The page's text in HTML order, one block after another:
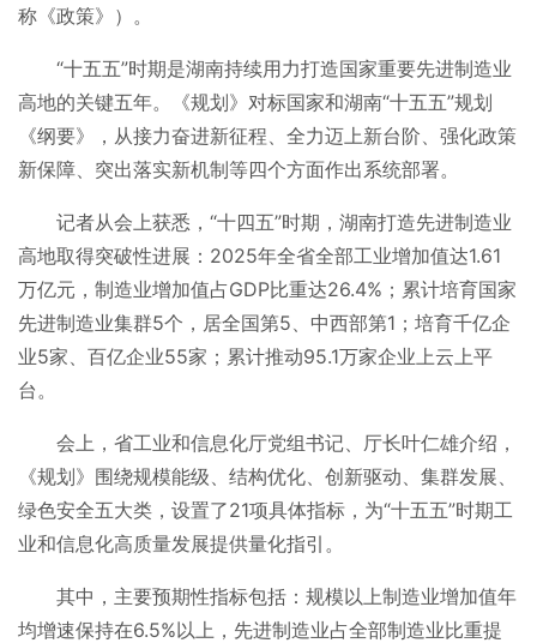
称《政策》）。
“十五五”时期是湖南持续用力打造国家重要先进制造业
高地的关键五年。《规划》对标国家和湖南“十五五”规划
《纲要》，从接力奋进新征程、全力迈上新台阶、强化政策
新保障、突出落实新机制等四个方面作出系统部署。
记者从会上获悉，“十四五”时期，湖南打造先进制造业
高地取得突破性进展：2025年全省全部工业增加值达1.61
万亿元，制造业增加值占GDP比重达26.4%；累计培育国家
先进制造业集群5个，居全国第5、中西部第1；培育千亿企
业5家、百亿企业55家；累计推动95.1万家企业上云上平
台。
会上，省工业和信息化厅党组书记、厅长叶仁雄介绍，
《规划》围绕规模能级、结构优化、创新驱动、集群发展、
绿色安全五大类，设置了21项具体指标，为“十五五”时期工
业和信息化高质量发展提供量化指引。
其中，主要预期性指标包括：规模以上制造业增加值年
均增速保持在6.5%以上，先进制造业占全部制造业比重提